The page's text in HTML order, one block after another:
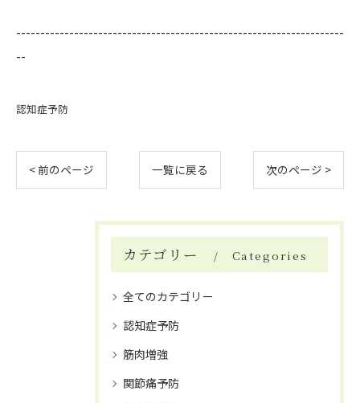
--------------------------------------------------------------------
--
認知症予防
< 前のページ 一覧に戻る 次のページ >
カテゴリー Categories
全てのカテゴリー
認知症予防
筋肉増強
関節痛予防